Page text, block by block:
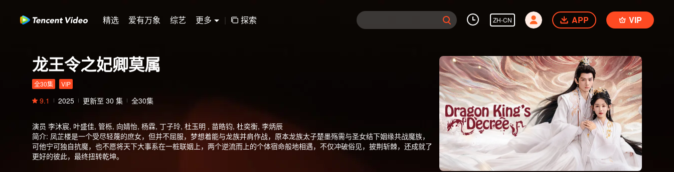
精选 爱有万象 综艺 更多 | 探索 ZH-CN APP VIP
龙王令之妃卿莫属
全30集 VIP
9.1 2025 更新至 30 集 全30集
演员 李沐宸, 叶盛佳, 管栎, 向婧怡, 杨霖, 丁子玲, 杜玉明 , 苗皓钧, 杜奕衡, 李炳辰
简介: 凤芷楼是一个受尽轻蔑的庶女，但并不屈服，梦想着能与龙族并肩作战，原本龙族太子楚墨殇需与圣女结下姻缘共战魔族，
可他宁可独自抗魔，也不愿将天下大事系在一桩联姻上，两个逆流而上的个体宿命般地相遇，不仅冲破俗见，披荆斩棘，还成就了
更好的彼此，最终扭转乾坤。